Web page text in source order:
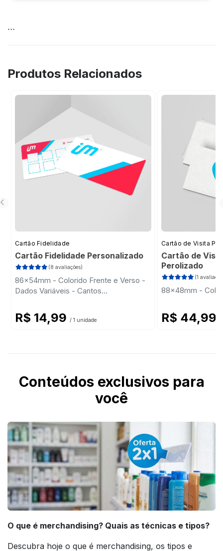
```
Produtos Relacionados
Cartão Fidelidade
Cartão Fidelidade Personalizado
(8 avaliações)
86x54mm - Colorido Frente e Verso -
Dados Variáveis - Cantos
R$ 14,99 / 1 unidade
Cartão de Visita
Cartão de
Perolizado
(1
88x48mm -
R$ 44,99
Conteúdos exclusivos para
você
O que é merchandising? Quais as técnicas e tipos?
Descubra hoje o que é merchandising, os tipos e